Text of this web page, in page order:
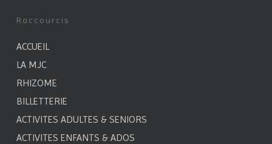
Raccourcis
ACCUEIL
LA MJC
RHIZOME
BILLETTERIE
ACTIVITES ADULTES & SENIORS
ACTIVITES ENFANTS & ADOS